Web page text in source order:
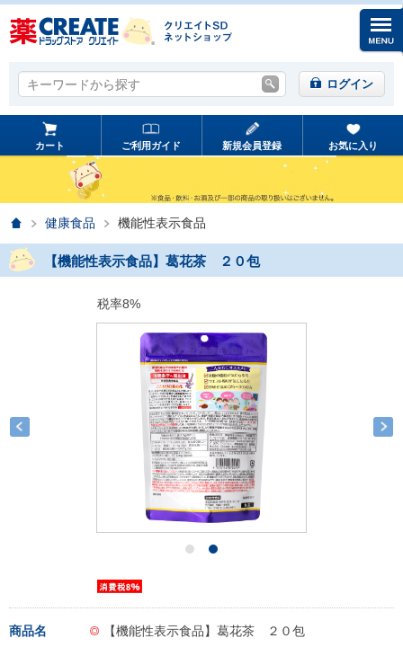
キーワードから探す
キーワードから探す ログイン
カート ご利用ガイド 新規会員登録 お気に入り
ホーム健康食品 機能性表示食品
【機能性表示食品】葛花茶 ２０包
税率8%
商品名 【機能性表示食品】葛花茶 ２０包